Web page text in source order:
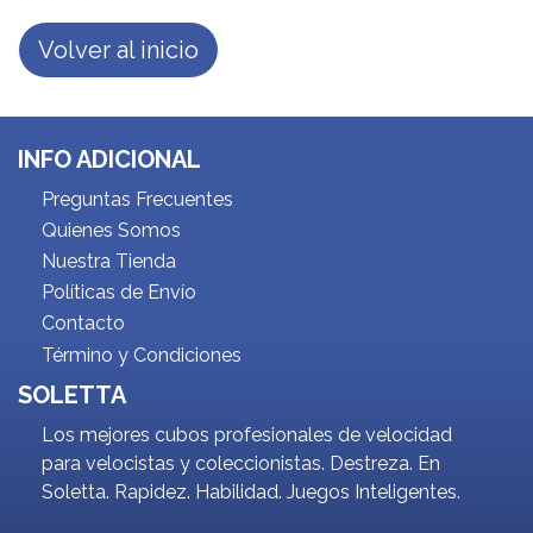
Volver al inicio
INFO ADICIONAL
Preguntas Frecuentes
Quienes Somos
Nuestra Tienda
Políticas de Envío
Contacto
Término y Condiciones
SOLETTA
Los mejores cubos profesionales de velocidad
para velocistas y coleccionistas. Destreza. En
Soletta. Rapidez. Habilidad. Juegos Inteligentes.